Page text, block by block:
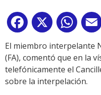
Facebook
X
El miembro interpelante
(FA), comentó que en la
telefónicamente el
sobre la interpelación.